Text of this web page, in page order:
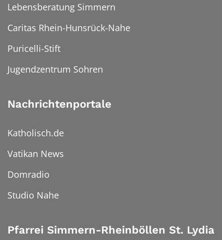
Lebensberatung Simmern
Caritas Rhein-Hunsrück-Nahe
Puricelli-Stift
Jugendzentrum Sohren
Nachrichtenportale
Katholisch.de
Vatikan News
Domradio
Studio Nahe
Pfarrei Simmern-Rheinböllen St. Lydia